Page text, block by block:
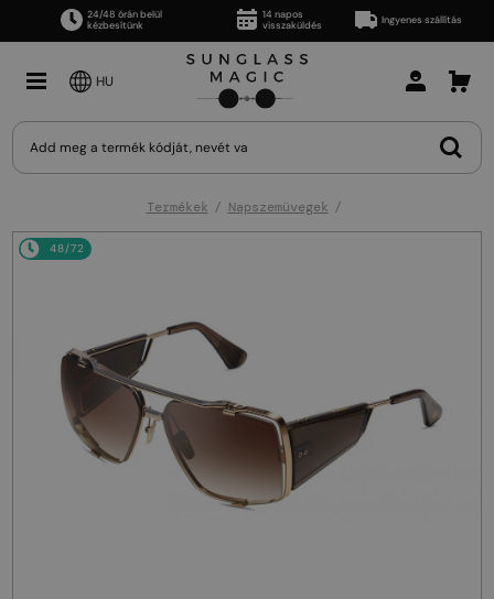
24/48 órán belül
kézbesítünk
14 napos
visszaküldés
Ingyenes szállítás
HU
Termékek Napszemüvegek
48/72